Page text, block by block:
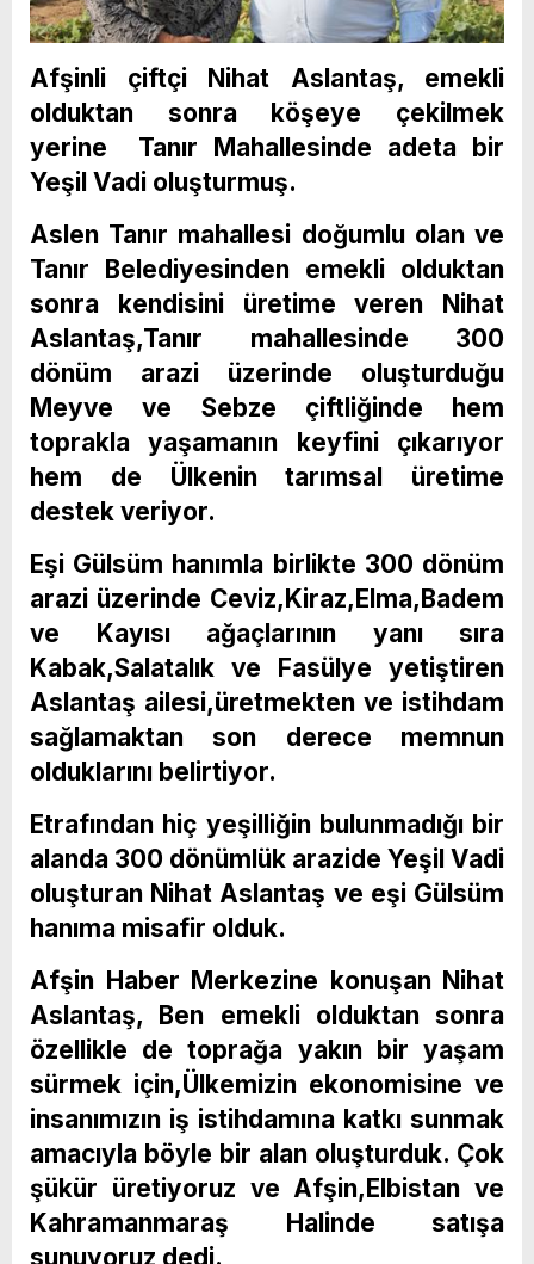
Afşinli çiftçi Nihat Aslantaş, emekli
olduktan sonra köşeye çekilmek
yerine Tanır Mahallesinde adeta bir
Yeşil Vadi oluşturmuş.
Aslen Tanır mahallesi doğumlu olan ve
Tanır Belediyesinden emekli olduktan
sonra kendisini üretime veren Nihat
Aslantaş,Tanır mahallesinde 300
dönüm arazi üzerinde oluşturduğu
Meyve ve Sebze çiftliğinde hem
toprakla yaşamanın keyfini çıkarıyor
hem de Ülkenin tarımsal üretime
destek veriyor.
Eşi Gülsüm hanımla birlikte 300 dönüm
arazi üzerinde Ceviz,Kiraz,Elma,Badem
ve Kayısı ağaçlarının yanı sıra
Kabak,Salatalık ve Fasülye yetiştiren
Aslantaş ailesi,üretmekten ve istihdam
sağlamaktan son derece memnun
olduklarını belirtiyor.
Etrafından hiç yeşilliğin bulunmadığı bir
alanda 300 dönümlük arazide Yeşil Vadi
oluşturan Nihat Aslantaş ve eşi Gülsüm
hanıma misafir olduk.
Afşin Haber Merkezine konuşan Nihat
Aslantaş, Ben emekli olduktan sonra
özellikle de toprağa yakın bir yaşam
sürmek için,Ülkemizin ekonomisine ve
insanımızın iş istihdamına katkı sunmak
amacıyla böyle bir alan oluşturduk. Çok
şükür üretiyoruz ve Afşin,Elbistan ve
Kahramanmaraş Halinde satışa
sunuyoruz dedi.